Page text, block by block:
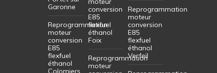
Garonne
Reprogrammation
moteur
conversion
E85
flexfuel
éthanol
Colomiers
conversion
E85
flexfuel
éthanol
Foix
Reprogrammation
moteur
Reprogrammation
moteur
conversion
E85
flexfuel
éthanol
Verfeil